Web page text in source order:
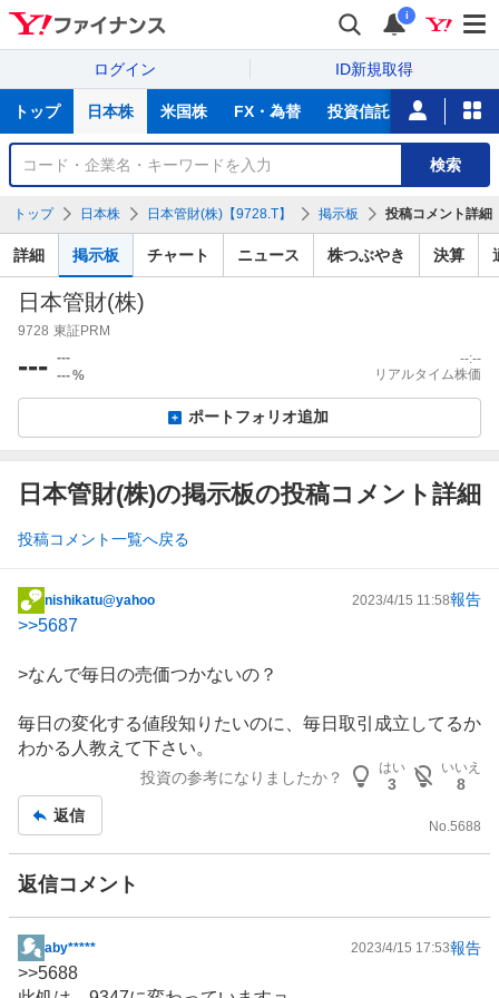
i
ログイン ID新規取得
サ
トップ 日本株 米国株 FX・為替 投資信託 ニュース
銘
検
索
検索
トップ 日本株 日本管財(株)【9728.T】 掲示板 投稿コメント詳細
詳細 掲示板 チャート ニュース 株つぶやき 決算
日本管財(株)
9728 東証PRM
--- ---
---%
--:--
リアルタイム株価
ポートフォリオ追加
日本管財(株)の掲示板の投稿コメント詳細
投稿コメント一覧へ戻る
掲
示
記
nishikatu@yahoo 2023/4/15 11:58報告
>>5687
>なんで毎日の売価つかないの？
毎日の変化する値段知りたいのに、毎日取引成立してるか
わかる人教えて下さい。
投資の参考になりましたか？
はい
3
いいえ
8
返信
No.5688
返信コメント
掲
示
aby***** 2023/4/15 17:53報告
>>5688